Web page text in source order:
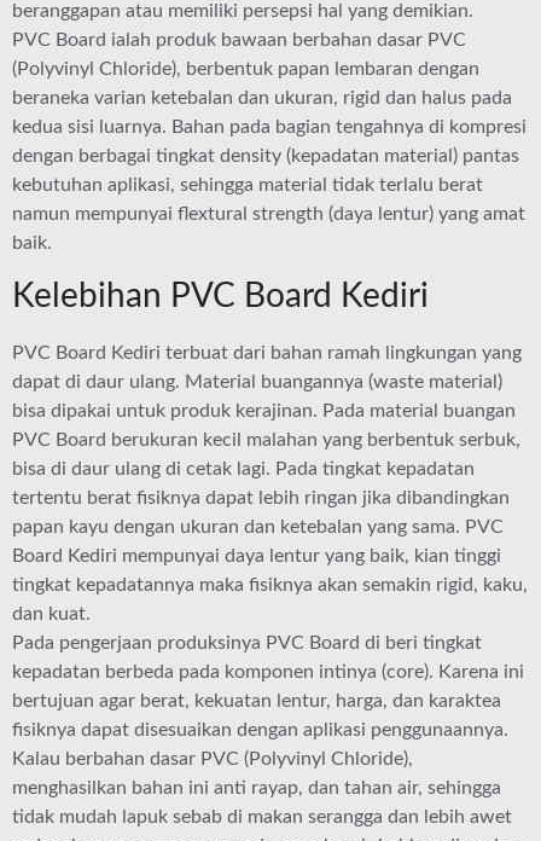
beranggapan atau memiliki persepsi hal yang demikian.
PVC Board ialah produk bawaan berbahan dasar PVC
(Polyvinyl Chloride), berbentuk papan lembaran dengan
beraneka varian ketebalan dan ukuran, rigid dan halus pada
kedua sisi luarnya. Bahan pada bagian tengahnya di kompresi
dengan berbagai tingkat density (kepadatan material) pantas
kebutuhan aplikasi, sehingga material tidak terlalu berat
namun mempunyai flextural strength (daya lentur) yang amat
baik.
Kelebihan PVC Board Kediri
PVC Board Kediri terbuat dari bahan ramah lingkungan yang
dapat di daur ulang. Material buangannya (waste material)
bisa dipakai untuk produk kerajinan. Pada material buangan
PVC Board berukuran kecil malahan yang berbentuk serbuk,
bisa di daur ulang di cetak lagi. Pada tingkat kepadatan
tertentu berat fisiknya dapat lebih ringan jika dibandingkan
papan kayu dengan ukuran dan ketebalan yang sama. PVC
Board Kediri mempunyai daya lentur yang baik, kian tinggi
tingkat kepadatannya maka fisiknya akan semakin rigid, kaku,
dan kuat.
Pada pengerjaan produksinya PVC Board di beri tingkat
kepadatan berbeda pada komponen intinya (core). Karena ini
bertujuan agar berat, kekuatan lentur, harga, dan karaktea
fisiknya dapat disesuaikan dengan aplikasi penggunaannya.
Kalau berbahan dasar PVC (Polyvinyl Chloride),
menghasilkan bahan ini anti rayap, dan tahan air, sehingga
tidak mudah lapuk sebab di makan serangga dan lebih awet